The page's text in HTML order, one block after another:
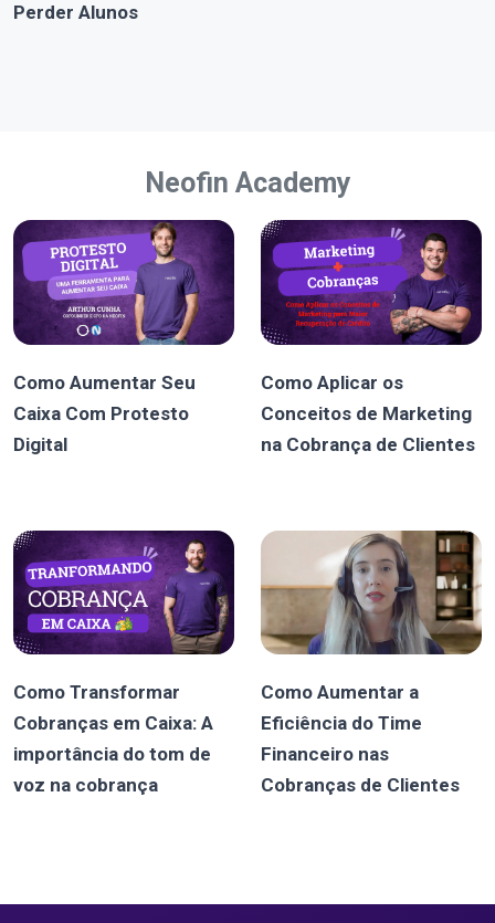
Perder Alunos
Neofin Academy
Como Aumentar Seu
Caixa Com Protesto
Digital
Como Aplicar os
Conceitos de Marketing
na Cobrança de Clientes
Como Transformar
Cobranças em Caixa: A
importância do tom de
voz na cobrança
Como Aumentar a
Eficiência do Time
Financeiro nas
Cobranças de Clientes